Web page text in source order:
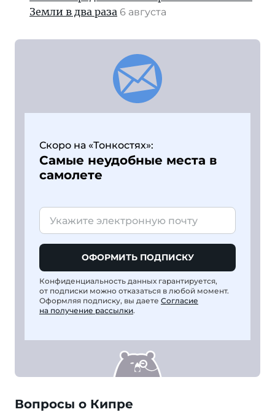
Земли в два раза 6 августа
Скоро на «Тонкостях»:
Самые неудобные места в
самолете
ОФОРМИТЬ ПОДПИСКУ
Конфиденциальность данных гарантируется,
от подписки можно отказаться в любой момент.
Оформляя подписку, вы даете Согласие
на получение рассылки.
Вопросы о Кипре